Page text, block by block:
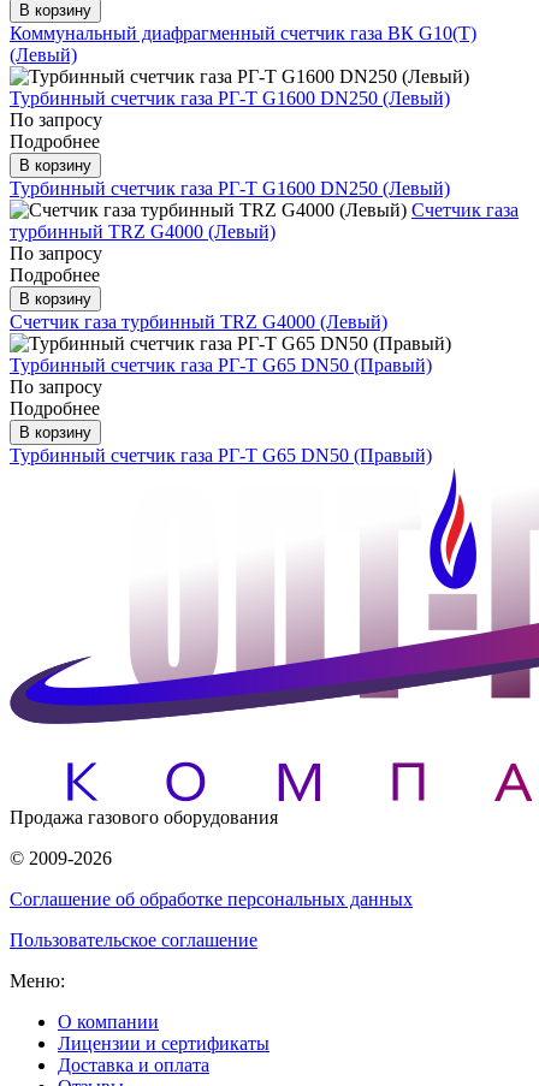
В корзину
Коммунальный диафрагменный счетчик газа ВК G10(T)
(Левый)
Турбинный счетчик газа РГ-Т G1600 DN250 (Левый)
По запросу
Подробнее
В корзину
Турбинный счетчик газа РГ-Т G1600 DN250 (Левый)
Счетчик газа
турбинный TRZ G4000 (Левый)
По запросу
Подробнее
В корзину
Счетчик газа турбинный TRZ G4000 (Левый)
Турбинный счетчик газа РГ-Т G65 DN50 (Правый)
По запросу
Подробнее
В корзину
Турбинный счетчик газа РГ-Т G65 DN50 (Правый)
Продажа газового оборудования
© 2009-2026
Соглашение об обработке персональных данных
Пользовательское соглашение
Меню:
О компании
Лицензии и сертификаты
Доставка и оплата